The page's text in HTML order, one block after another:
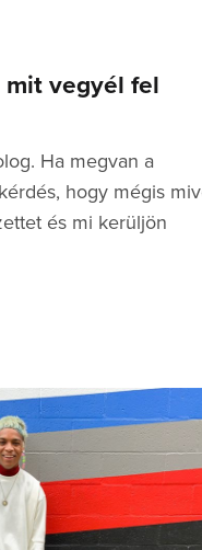
mit vegyél fel
Ha megvan a
hogy mégis
és mi kerüljön
után, felkaphatod a
ünnephez, nem
és garantáltan
témájú kosztümös
JAM CHUCK 70 HI A